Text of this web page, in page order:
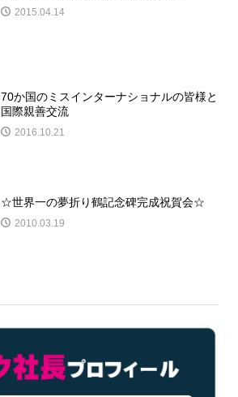
2015.04.14
70か国のミスインターナショナルの皆様と
国際親善交流
2016.10.21
☆世界一の夢折り鶴記念碑完成祝賀会☆
2010.03.19